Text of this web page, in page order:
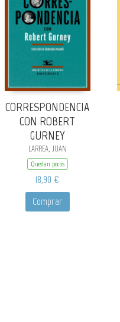
CORRESPONDENCIA
CON ROBERT
GURNEY
LARREA, JUAN
Quedan pocos
18,90 €
Comprar